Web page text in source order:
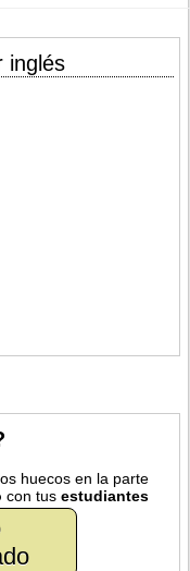
inglés
huecos en la parte
con tusestudiantes